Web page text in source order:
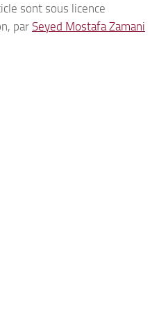
sont sous licence
par Seyed Mostafa Zamani